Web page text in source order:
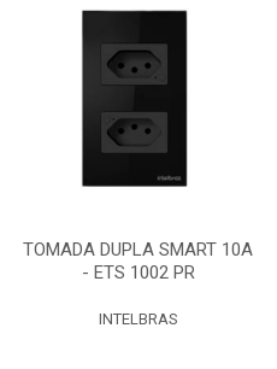
TOMADA DUPLA SMART 10A
- ETS 1002 PR
INTELBRAS